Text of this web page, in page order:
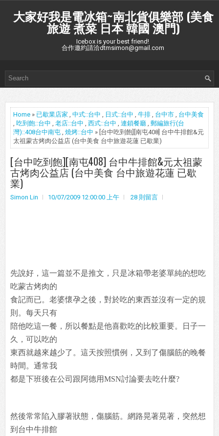
大家好我是電冰箱~南北貨俱樂部 (美食
旅遊 煮菜 日本 韓國 澳門)
Icebox is your best friend!
合作邀約請洽dtmsimon@gmail.com
Home » 已歇業店家 , 中式::台中 , 日式::台中 , 牛排 , 台中市 , 台中美食
, 吃到飽::台中 , 老店::台中 , 西式::台中 , 連鎖餐廳 , 郵編旅行(台
灣)::408台中南屯 , 燒烤::台中 » [台中吃到飽][南屯408] 台中牛排館&元
太祖蒙古烤肉公益店 (台中美食 台中旅遊花蓮 已歇業)
[台中吃到飽][南屯408] 台中牛排館&元太祖蒙
古烤肉公益店 (台中美食 台中旅遊花蓮 已歇
業)
Simon Lin 10/07/2009 12:00:00 上午 28 則留言
先說好，這一篇並不是推文，只是冰箱帶老婆單純的想吃
吃蒙古烤肉的
食記而已。老婆懷孕之後，對於吃的東西並沒有一定的規
則。每天只有
陪他吃這一餐，所以餐點是他喜歡吃的比較重要。日子一
久，可以吃的
東西就越來越少了。這天按照慣例，又到了傷腦筋的晚餐
時間。通常我
都是下班後在公司跟阿德用MSN討論要去吃什麼?
然後常常陷入膠著狀態，傷腦筋。網路晃著晃著，突然想
到台中牛排館